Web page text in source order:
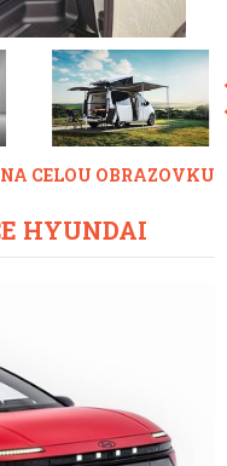
NA CELOU OBRAZOVKU
HYUNDAI